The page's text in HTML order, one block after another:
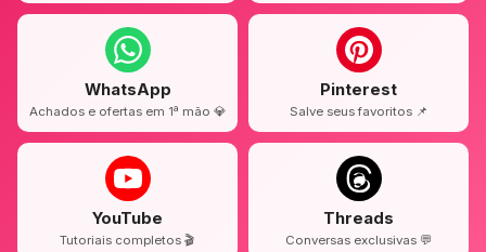
WhatsApp
Achados e ofertas em 1ª mão 💎
Pinterest
Salve seus favoritos 📌
YouTube
Tutoriais completos 🎬
Threads
Conversas exclusivas 💬